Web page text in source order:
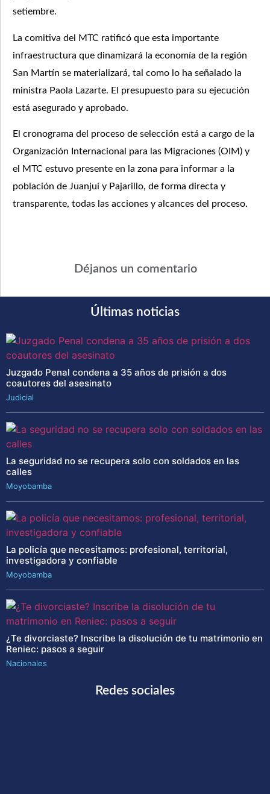
setiembre.
La comitiva del MTC ratificó que esta importante
infraestructura que dinamizará la economía de la región
San Martín se materializará, tal como lo ha señalado la
ministra Paola Lazarte. El presupuesto para su ejecución
está asegurado y aprobado.
El cronograma del proceso de selección está a cargo de la
Organización Internacional para las Migraciones (OIM) y
el MTC estuvo presente en la zona para informar a la
población de Juanjuí y Pajarillo, de forma directa y
transparente, todas las acciones y alcances del proceso.
Déjanos un comentario
Últimas noticias
Juzgado Penal condena a 35 años de prisión a dos
coautores del asesinato
Judicial
La seguridad no se recupera solo con soldados en las
calles
Moyobamba
La policía que necesitamos: profesional, territorial,
investigadora y confiable
Moyobamba
¿Te divorciaste? Inscribe la disolución de tu matrimonio en
Reniec: pasos a seguir
Nacionales
Redes sociales